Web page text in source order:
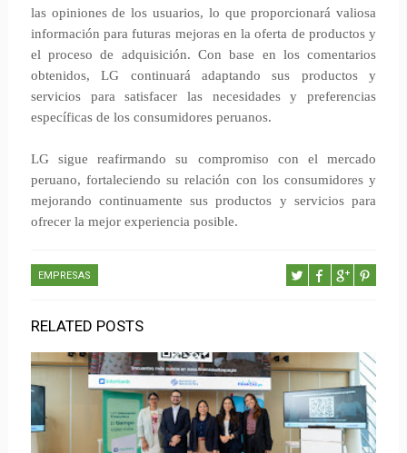
las opiniones de los usuarios, lo que proporcionará valiosa
información para futuras mejoras en la oferta de productos y
el proceso de adquisición. Con base en los comentarios
obtenidos, LG continuará adaptando sus productos y
servicios para satisfacer las necesidades y preferencias
específicas de los consumidores peruanos.
LG sigue reafirmando su compromiso con el mercado
peruano, fortaleciendo su relación con los consumidores y
mejorando continuamente sus productos y servicios para
ofrecer la mejor experiencia posible.
EMPRESAS
RELATED POSTS